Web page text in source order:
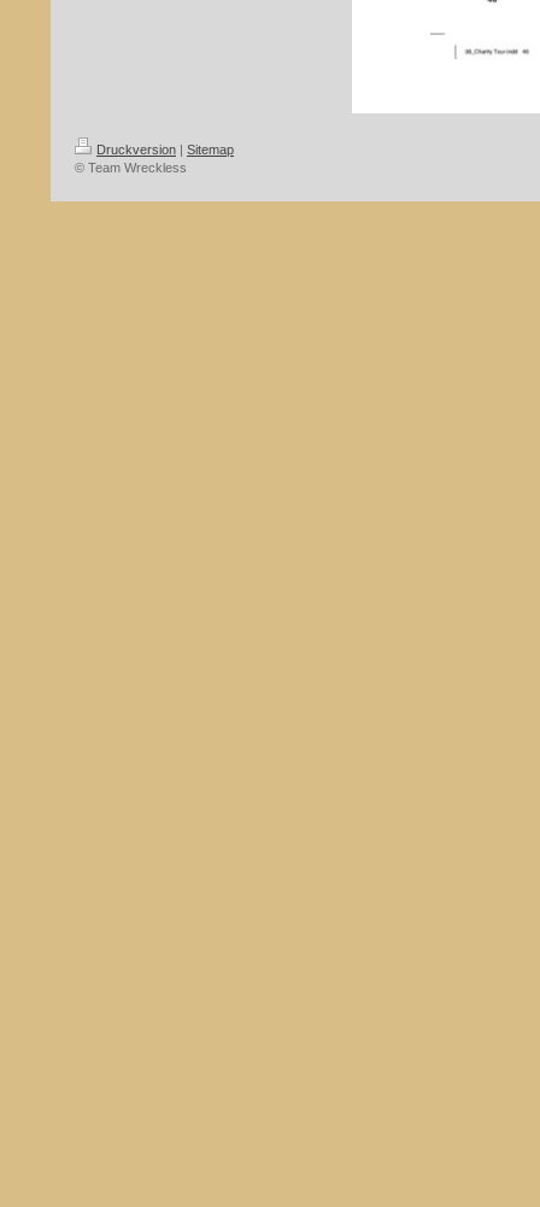
Druckversion | Sitemap
© Team Wreckless